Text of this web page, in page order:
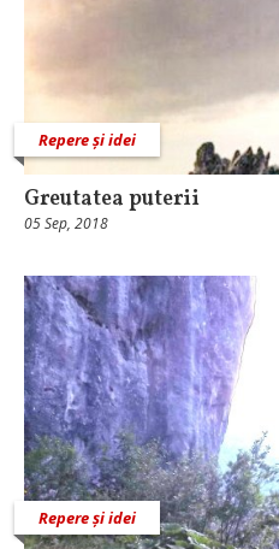
Repere și idei
Greutatea puterii
05 Sep, 2018
Repere și idei